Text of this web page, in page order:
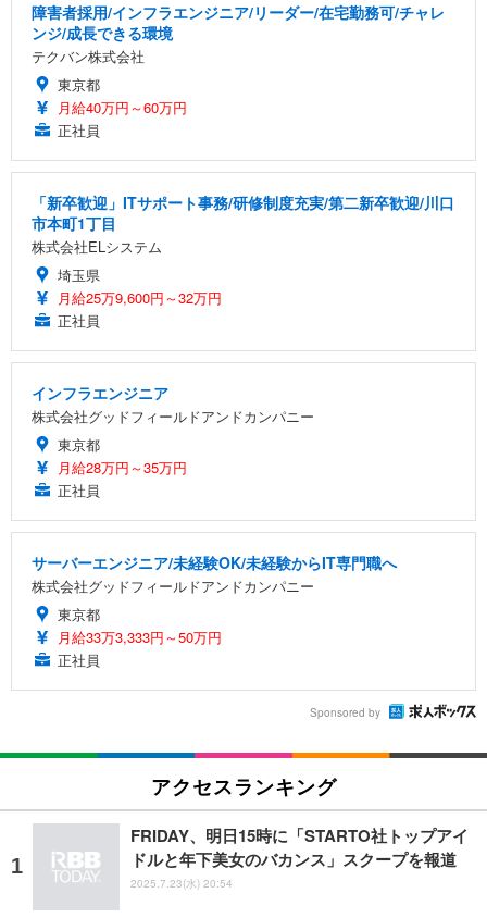
障害者採用/インフラエンジニア/リーダー/在宅勤務可/チャレ
ンジ/成長できる環境
テクバン株式会社
東京都
月給40万円～60万円
正社員
「新卒歓迎」ITサポート事務/研修制度充実/第二新卒歓迎/川口
市本町1丁目
株式会社ELシステム
埼玉県
月給25万9,600円～32万円
正社員
インフラエンジニア
株式会社グッドフィールドアンドカンパニー
東京都
月給28万円～35万円
正社員
サーバーエンジニア/未経験OK/未経験からIT専門職へ
株式会社グッドフィールドアンドカンパニー
東京都
月給33万3,333円～50万円
正社員
Sponsored by
アクセスランキング
FRIDAY、明日15時に「STARTO社トップアイ
ドルと年下美女のバカンス」スクープを報道
2025.7.23(水) 20:54